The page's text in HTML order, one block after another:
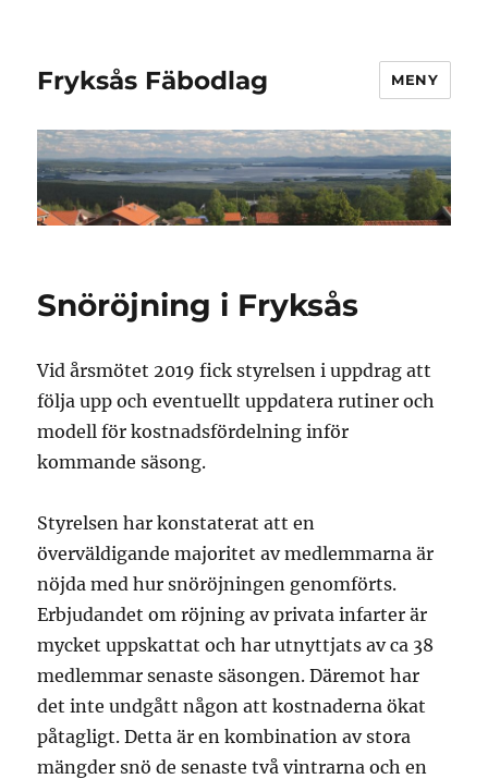
Fryksås Fäbodlag MENY
Snöröjning i Fryksås
Vid årsmötet 2019 fick styrelsen i uppdrag att
följa upp och eventuellt uppdatera rutiner och
modell för kostnadsfördelning inför
kommande säsong.
Styrelsen har konstaterat att en
överväldigande majoritet av medlemmarna är
nöjda med hur snöröjningen genomförts.
Erbjudandet om röjning av privata infarter är
mycket uppskattat och har utnyttjats av ca 38
medlemmar senaste säsongen. Däremot har
det inte undgått någon att kostnaderna ökat
påtagligt. Detta är en kombination av stora
mängder snö de senaste två vintrarna och en